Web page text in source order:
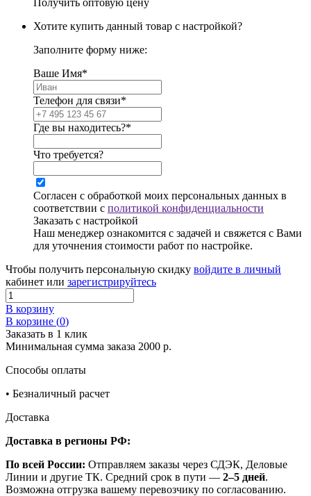
Хотите купить данный товар с настройкой?
Заполните форму ниже:
Ваше Имя*
Телефон для связи*
Где вы находитесь?*
Что требуется?
Согласен с обработкой моих персональных данных в
соответствии с политикой конфиденциальности
Заказать с настройкой
Наш менеджер ознакомится с задачей и свяжется с Вами
для уточнения стоимости работ по настройке.
Чтобы получить персональную скидку войдите в личный
кабинет или зарегистрируйтесь
В корзину
В корзине (0)
Заказать в 1 клик
Минимальная сумма заказа 2000 р.
Способы оплаты
• Безналичный расчет
Доставка
Доставка в регионы РФ:
По всей России: Отправляем заказы через СДЭК, Деловые
Линии и другие ТК. Средний срок в пути — 2–5 дней.
Возможна отгрузка вашему перевозчику по согласованию.